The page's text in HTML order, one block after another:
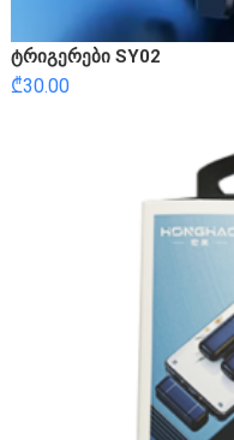
ტრიგერები SY02
₾30.00